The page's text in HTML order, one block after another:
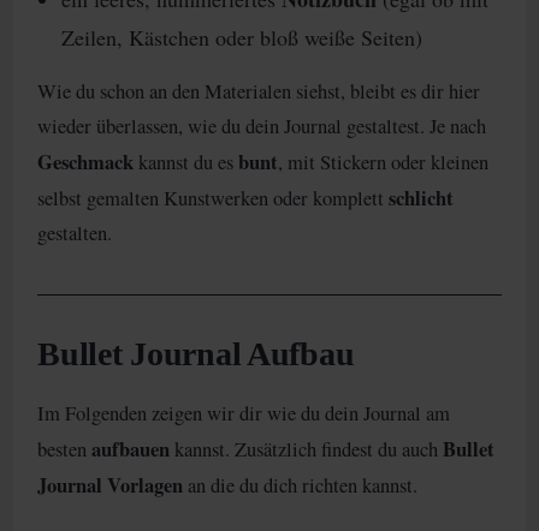
Zeilen, Kästchen oder bloß weiße Seiten)
Wie du schon an den Materialen siehst, bleibt es dir hier
wieder überlassen, wie du dein Journal gestaltest. Je nach
Geschmack kannst du es bunt, mit Stickern oder kleinen
selbst gemalten Kunstwerken oder komplettschlicht
gestalten.
Bullet Journal Aufbau
Im Folgenden zeigen wir dir wie du dein Journal am
bestenaufbauen kannst. Zusätzlich findest du auch Bullet
Journal Vorlagen an die du dich richten kannst.